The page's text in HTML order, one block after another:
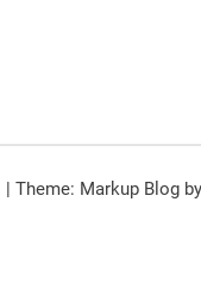
| Theme: Markup Blog by